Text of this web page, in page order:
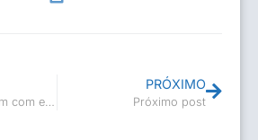
PRÓXIMO
Próximo post